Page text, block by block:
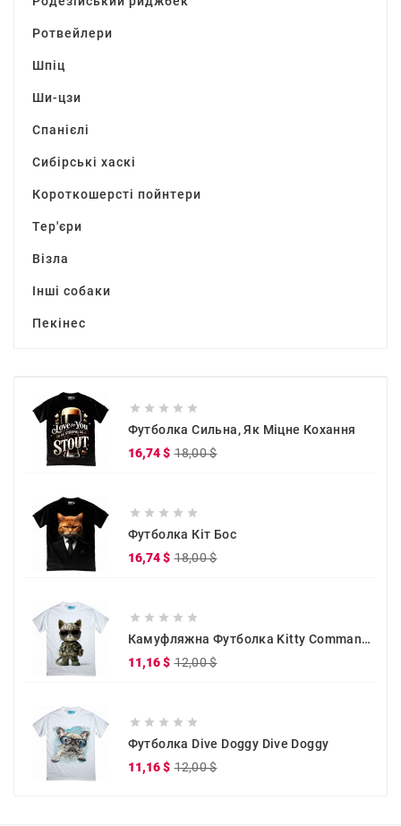
Ротвейлери
Шпіц
Ши-цзи
Спанієлі
Сибірські хаскі
Короткошерсті пойнтери
Тер'єри
Візла
Інші собаки
Пекінес
    
Футболка Сильна, Як Міцне Кохання
16,74 $ 18,00 $
    
Футболка Кіт Бос
16,74 $ 18,00 $
    
Камуфляжна Футболка Kitty Commander
11,16 $ 12,00 $
    
Футболка Dive Doggy Dive Doggy
11,16 $ 12,00 $